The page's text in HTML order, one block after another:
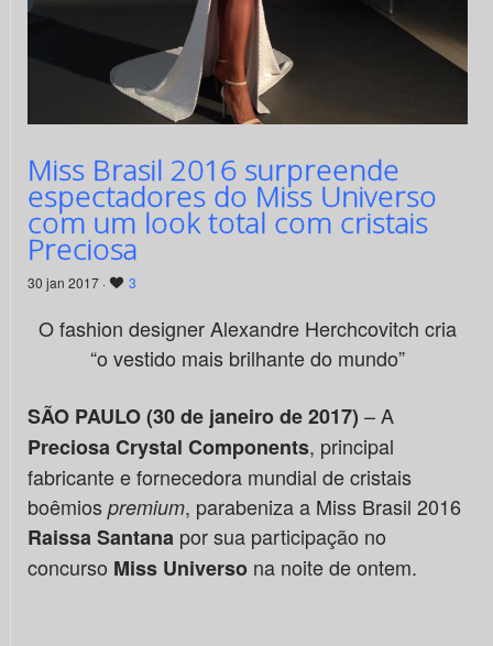
Miss Brasil 2016 surpreende
espectadores do Miss Universo
com um look total com cristais
Preciosa
30 jan 2017 · 3
O fashion designer Alexandre Herchcovitch cria
“o vestido mais brilhante do mundo”
SÃO PAULO (30 de janeiro de 2017) – A
Preciosa Crystal Components, principal
fabricante e fornecedora mundial de cristais
boêmios premium, parabeniza a Miss Brasil 2016
Raissa Santanapor sua participação no
concurso Miss Universona noite de ontem.